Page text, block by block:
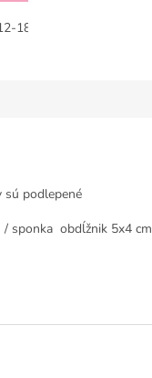
18 mesiacov
sú podlepené
/ sponka obdĺžnik 5x4 cm